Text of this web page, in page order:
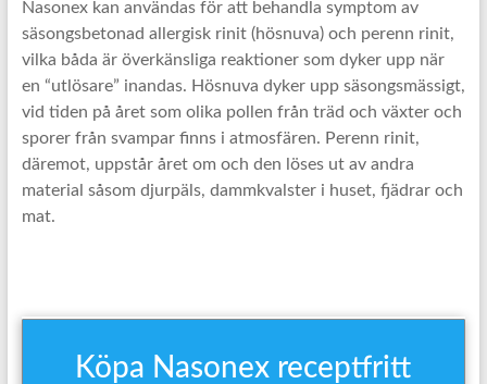
Nasonex kan användas för att behandla symptom av
säsongsbetonad allergisk rinit (hösnuva) och perenn rinit,
vilka båda är överkänsliga reaktioner som dyker upp när
en “utlösare” inandas. Hösnuva dyker upp säsongsmässigt,
vid tiden på året som olika pollen från träd och växter och
sporer från svampar finns i atmosfären. Perenn rinit,
däremot, uppstår året om och den löses ut av andra
material såsom djurpäls, dammkvalster i huset, fjädrar och
mat.
Köpa Nasonex receptfritt